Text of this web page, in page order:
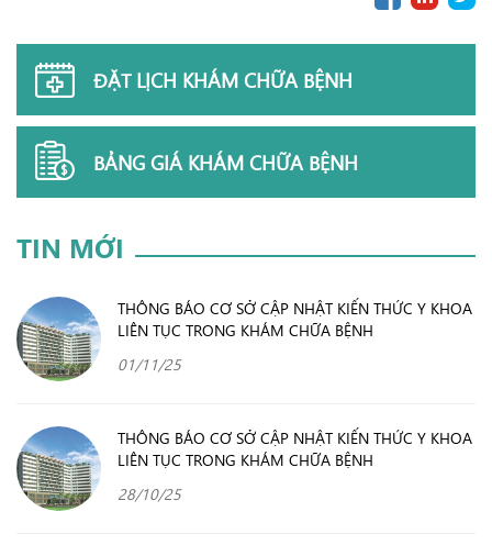
ĐẶT LỊCH KHÁM CHỮA BỆNH
BẢNG GIÁ KHÁM CHỮA BỆNH
TIN MỚI
THÔNG BÁO CƠ SỞ CẬP NHẬT KIẾN THỨC Y KHOA
LIÊN TỤC TRONG KHÁM CHỮA BỆNH
01/11/25
THÔNG BÁO CƠ SỞ CẬP NHẬT KIẾN THỨC Y KHOA
LIÊN TỤC TRONG KHÁM CHỮA BỆNH
28/10/25